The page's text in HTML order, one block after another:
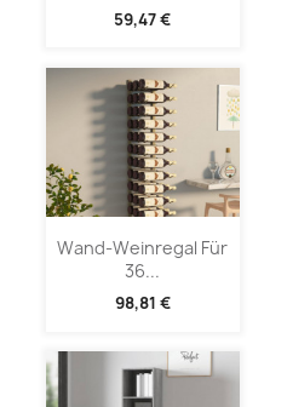
59,47 €
Wand-Weinregal Für
36...
98,81 €